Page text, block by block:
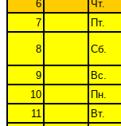
6
Чт.
7
Пт.
8 Сб.
9 Вс.
10
Пн.
11
Вт.